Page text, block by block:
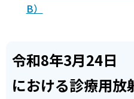
B）
令和8年3月24日
における診療用放